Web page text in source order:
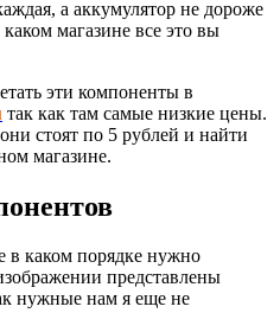
а аккумулятор не дороже
магазине все это вы
эти компоненты в
так как там самые низкие цены.
стоят по 5 рублей и найти
магазине.
в каком порядке нужно
представлены
нужные нам я еще не